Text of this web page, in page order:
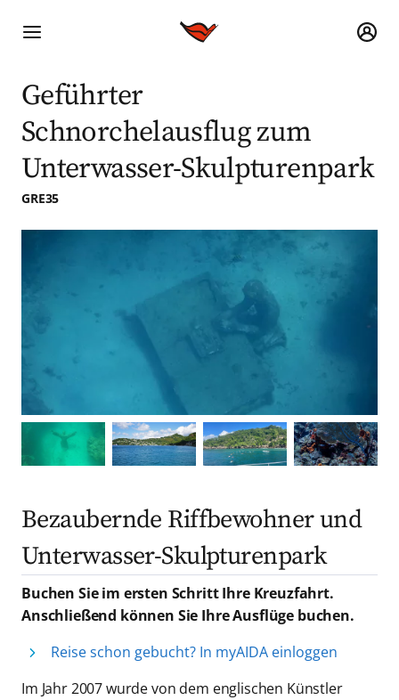
Geführter
Schnorchelausflug zum
Unterwasser-Skulpturenpark
GRE35
Bezaubernde Riffbewohner und
Unterwasser-Skulpturenpark
Buchen Sie im ersten Schritt Ihre Kreuzfahrt.
Anschließend können Sie Ihre Ausflüge buchen.
Reise schon gebucht? In myAIDA einloggen
Im Jahr 2007 wurde von dem englischen Künstler